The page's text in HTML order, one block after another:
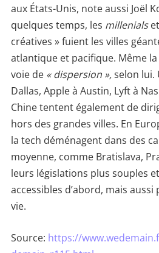
aux États-Unis, note aussi Joël
quelques temps, les millenialset
créatives » fuient les villes
atlantique et pacifique. Même
voie de « dispersion »,selon lui.
Dallas, Apple à Austin, Lyft à
Chine tentent également de
hors des grandes villes. En
la tech déménagent dans des
moyenne, comme Bratislava,
leurs législations plus souples
accessibles d’abord, mais
vie.
Source: https://